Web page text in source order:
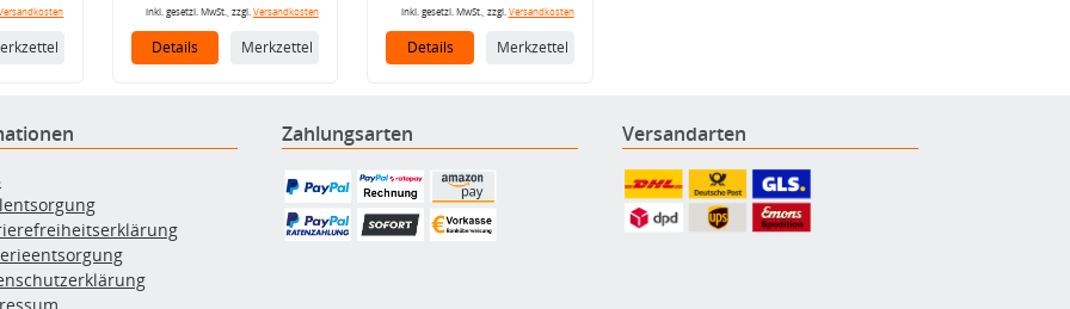
inkl. gesetzl. MwSt., zzgl. Versandkosten
Details Merkzettel
inkl. gesetzl. MwSt., zzgl. Versandkosten
Details Merkzettel
Zahlungsarten Versandarten